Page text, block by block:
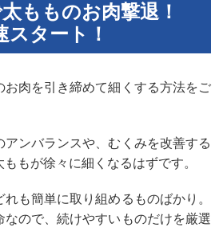
もものお肉撃退！
スタート！
お肉を引き締めて細くする方法をご
アンバランスや、むくみを改善する
もが徐々に細くなるはずです。
も簡単に取り組めるものばかり。
なので、続けやすいものだけを厳選